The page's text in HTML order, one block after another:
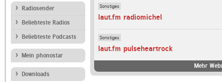
Radiosender
Beliebteste Radios
Beliebteste Podcasts
Mein phonostar
Downloads
Sonstiges
laut.fm radiomichel
Sonstiges
laut.fm pulseheartrock
Mehr